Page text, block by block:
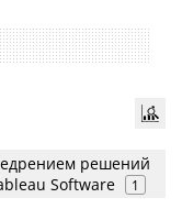
решений
Software
1